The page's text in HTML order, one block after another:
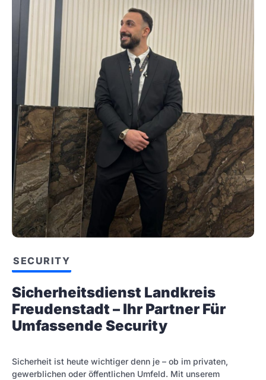
SECURITY
Sicherheitsdienst Landkreis
Freudenstadt – Ihr Partner Für
Umfassende Security
Sicherheit ist heute wichtiger denn je – ob im privaten,
gewerblichen oder öffentlichen Umfeld. Mit unserem